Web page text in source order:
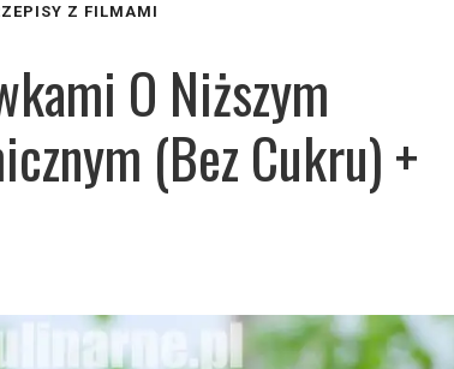
Z FILMAMI
O Niższym
(bez Cukru) +